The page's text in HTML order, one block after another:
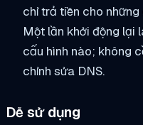
chỉ trả tiền cho
Một lần khởi động lại
cấu hình nào; không
chỉnh sửa DNS.
Dễ sử dụng